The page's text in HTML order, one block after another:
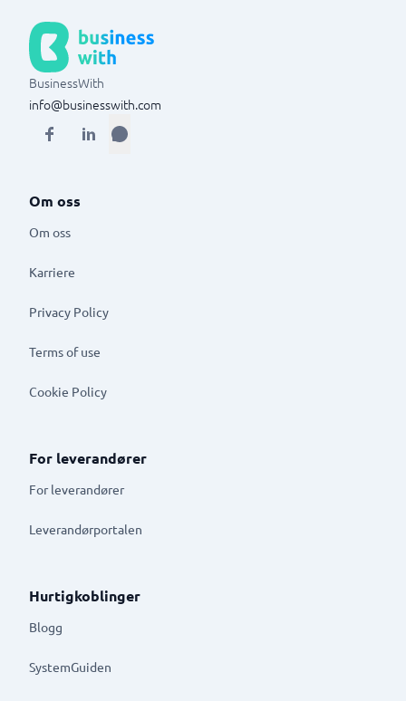
BusinessWith
info@businesswith.com
Om oss
Om oss
Karriere
Privacy Policy
Terms of use
Cookie Policy
For leverandører
For leverandører
Leverandørportalen
Hurtigkoblinger
Blogg
SystemGuiden